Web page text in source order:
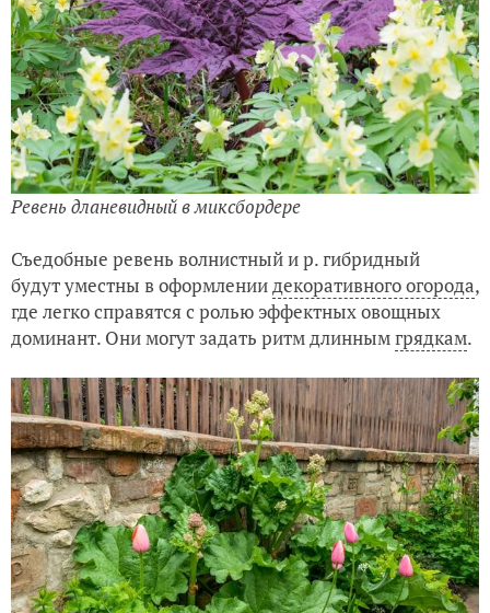
Ревень дланевидный в миксбордере
Съедобные ревень волнистный и р. гибридный
будут уместны в оформлениидекоративного огорода,
где легко справятся с ролью эффектных овощных
доминант. Они могут задать ритм длиннымгрядкам.